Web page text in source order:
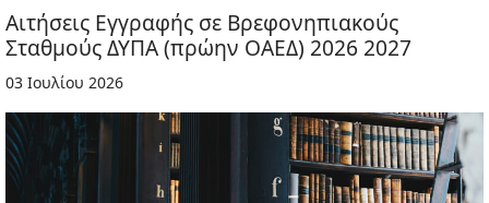
Αιτήσεις Εγγραφής σε Βρεφονηπιακούς
Σταθμούς ΔΥΠΑ (πρώην ΟΑΕΔ) 2026 2027
03 Ιουλίου 2026